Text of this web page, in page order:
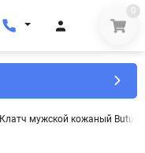
0
Клатч мужской кожаный Butun